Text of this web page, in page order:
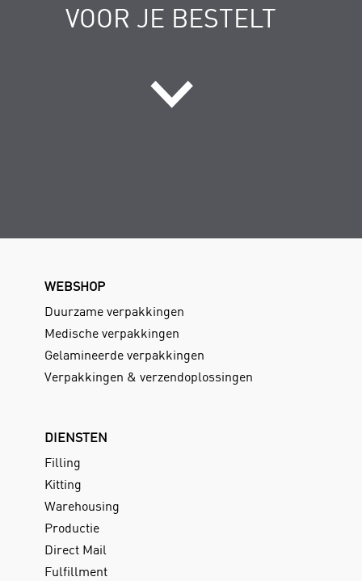
VOOR JE BESTELT
WEBSHOP
Duurzame verpakkingen
Medische verpakkingen
Gelamineerde verpakkingen
Verpakkingen & verzendoplossingen
DIENSTEN
Filling
Kitting
Warehousing
Productie
Direct Mail
Fulfillment